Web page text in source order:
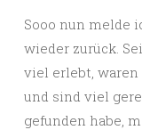
Sooo nun melde
wieder zurück.
viel erlebt,
und sind viel
gefunden habe,